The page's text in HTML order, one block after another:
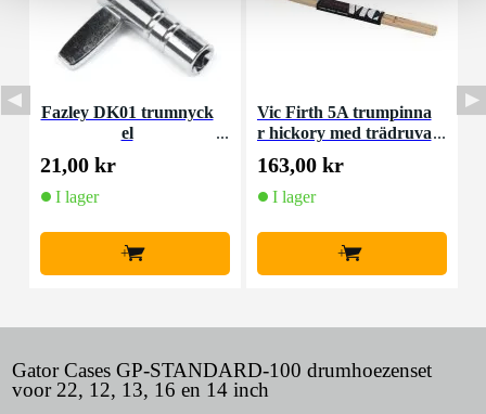
Fazley DK01 trumnyck
el
21,00 kr
I lager
+
Vic Firth 5A trumpinna
r hickory med trädruva
163,00 kr
I lager
+
Gator Cases GP-STANDARD-100 drumhoezenset
voor 22, 12, 13, 16 en 14 inch